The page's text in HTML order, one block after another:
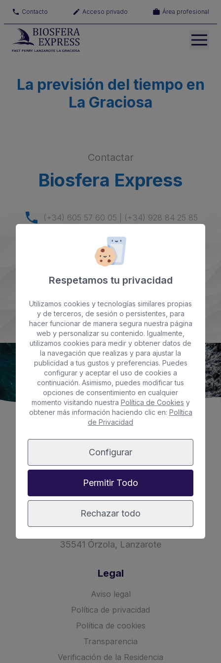
Contacto Acceso privado Área profesional
La previsión del tiempo en
La Graciosa
Contactar
Biosfera Express
(+34) 605 57 60 05 | (+34) 928 84 25 85
C/ La quemadita s/n Puerto de Órzola, 35541 Órzola,
Lanzarote
Contacta con nosotros
(+34) 605 57 60 05 | (+34) 928 84 25 85
35541 Órzola, Lanzarote
Legal
Aviso legal
Política de privacidad
Política de cookies
Transparencia
Verificación de la Residencia
Respetamos tu privacidad
Utilizamos cookies y tecnologías similares propias
y de terceros, de sesión o persistentes, para
hacer funcionar de manera segura nuestra página
web y personalizar su contenido. Igualmente,
utilizamos cookies para medir y obtener datos de
la navegación que realizas y para ajustar la
publicidad a tus gustos y preferencias. Puedes
configurar y aceptar el uso de cookies a
continuación. Asimismo, puedes modificar tus
opciones de consentimiento en cualquier
momento visitando nuestra Política de Cookies y
obtener más información haciendo clic en: Política
de Privacidad
Configurar
Permitir Todo
Rechazar todo